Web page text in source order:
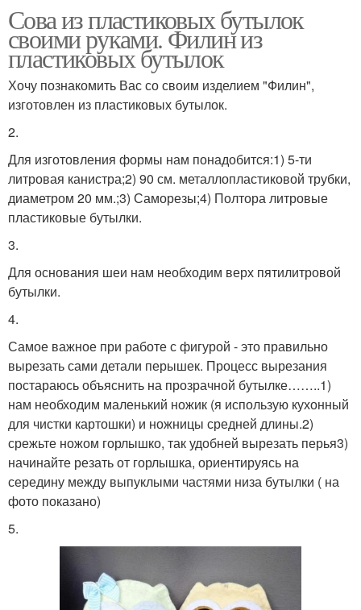
Сова из пластиковых бутылок
своими руками. Филин из
пластиковых бутылок
Хочу познакомить Вас со своим изделием "Филин",
изготовлен из пластиковых бутылок.
2.
Для изготовления формы нам понадобится:1) 5-ти
литровая канистра;2) 90 см. металлопластиковой трубки,
диаметром 20 мм.;3) Саморезы;4) Полтора литровые
пластиковые бутылки.
3.
Для основания шеи нам необходим верх пятилитровой
бутылки.
4.
Самое важное при работе с фигурой - это правильно
вырезать сами детали перышек. Процесс вырезания
постараюсь объяснить на прозрачной бутылке……..1)
нам необходим маленький ножик (я использую кухонный
для чистки картошки) и ножницы средней длины.2)
срежьте ножом горлышко, так удобней вырезать перья3)
начинайте резать от горлышка, ориентируясь на
середину между выпуклыми частями низа бутылки ( на
фото показано)
5.